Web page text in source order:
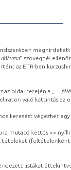
” szövegnél
az ETR-ben
az oldal tetején a „
…
való kattintás az
keresést végezhet
mutató kettős >>
(feltételenként
listákat